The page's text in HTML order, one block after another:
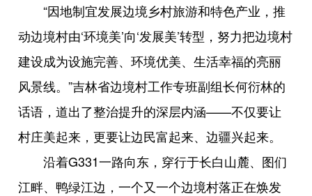
“因地制宜发展边境乡村旅游和特色产业，推
动边境村由‘环境美’向‘发展美’转型，努力把边境村
建设成为设施完善、环境优美、生活幸福的亮丽
风景线。”吉林省边境村工作专班副组长何衍林的
话语，道出了整治提升的深层内涵——不仅要让
村庄美起来，更要让边民富起来、边疆兴起来。
沿着G331一路向东，穿行于长白山麓、图们
江畔、鸭绿江边，一个又一个边境村落正在焕发